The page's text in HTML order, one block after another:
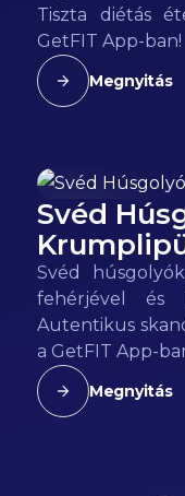
Tiszta diétás
GetFIT App-ban!
Megnyitás
135kcal
Svéd
Svéd
fehérjével és
Autentikus
a GetFIT App-
Megnyitás